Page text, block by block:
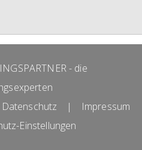
- die
Datenschutz |
Impressum
Einstellungen